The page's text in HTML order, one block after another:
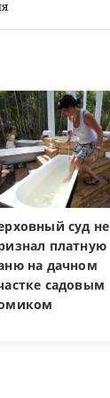
суд не
платную
на дачном
садовым